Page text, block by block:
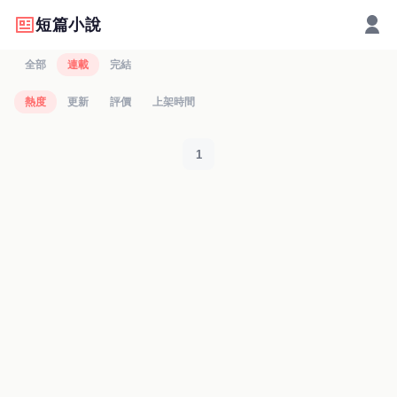
短篇小說
全部 連載 完結
熱度 更新 評價 上架時間
1